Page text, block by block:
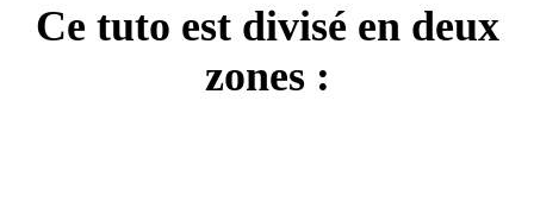
Ce tuto est divisé en deux
zones :